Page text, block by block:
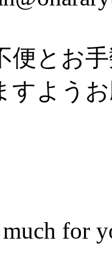
便とお
すよう
for